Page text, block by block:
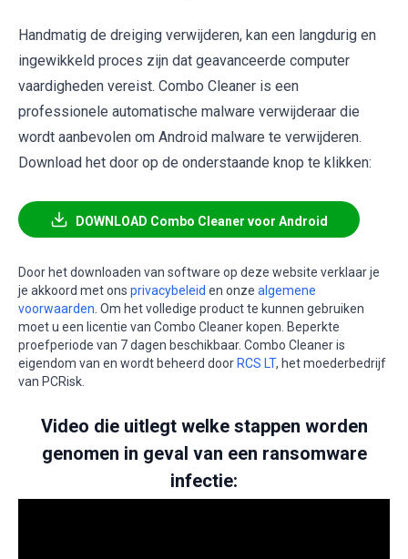
Handmatig de dreiging verwijderen, kan een langdurig en
ingewikkeld proces zijn dat geavanceerde computer
vaardigheden vereist. Combo Cleaner is een
professionele automatische malware verwijderaar die
wordt aanbevolen om Android malware te verwijderen.
Download het door op de onderstaande knop te klikken:
DOWNLOAD Combo Cleaner voor Android
Door het downloaden van software op deze website verklaar je
je akkoord met ons privacybeleid en onze algemene
voorwaarden . Om het volledige product te kunnen gebruiken
moet u een licentie van Combo Cleaner kopen. Beperkte
proefperiode van 7 dagen beschikbaar. Combo Cleaner is
eigendom van en wordt beheerd door RCS LT, het moederbedrijf
van PCRisk.
Video die uitlegt welke stappen worden
genomen in geval van een ransomware
infectie: